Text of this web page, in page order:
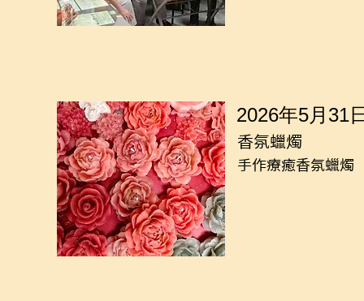
2026年5月31
香氛蠟燭
手作療癒香氛蠟燭